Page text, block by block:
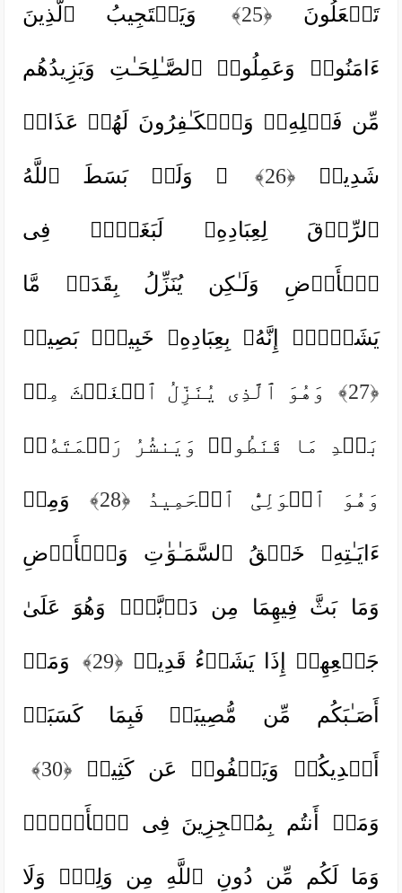
تَفۡعَلُونَ ﴿25﴾ وَیَسۡتَجِیبُ ٱلَّذِینَ
ءَامَنُوا۟ وَعَمِلُوا۟ ٱلصَّـٰلِحَـٰتِ وَیَزِیدُهُم
مِّن فَضۡلِهِۦۚ وَٱلۡكَـٰفِرُونَ لَهُمۡ عَذَابࣱ
شَدِیدࣱ ﴿26﴾ ۞ وَلَوۡ بَسَطَ ٱللَّهُ
ٱلرِّزۡقَ لِعِبَادِهِۦ لَبَغَوۡا۟ فِی
ٱلۡأَرۡضِ وَلَـٰكِن یُنَزِّلُ بِقَدَرࣲ مَّا
یَشَاۤءُۚ إِنَّهُۥ بِعِبَادِهِۦ خَبِیرُۢ بَصِیرࣱ
﴿27﴾ وَهُوَ ٱلَّذِی یُنَزِّلُ ٱلۡغَیۡثَ مِنۢ
بَعۡدِ مَا قَنَطُوا۟ وَیَنشُرُ رَحۡمَتَهُۥۚ
وَهُوَ ٱلۡوَلِیُّ ٱلۡحَمِیدُ ﴿28﴾ وَمِنۡ
ءَایَـٰتِهِۦ خَلۡقُ ٱلسَّمَـٰوَ ٰ⁠تِ وَٱلۡأَرۡضِ
وَمَا بَثَّ فِیهِمَا مِن دَاۤبَّةࣲۚ وَهُوَ عَلَىٰ
جَمۡعِهِمۡ إِذَا یَشَاۤءُ قَدِیرࣱ ﴿29﴾ وَمَاۤ
أَصَـٰبَكُم مِّن مُّصِیبَةࣲ فَبِمَا كَسَبَتۡ
أَیۡدِیكُمۡ وَیَعۡفُوا۟ عَن كَثِیرࣲ ﴿30﴾
وَمَاۤ أَنتُم بِمُعۡجِزِینَ فِی ٱلۡأَرۡضِۖ
وَمَا لَكُم مِّن دُونِ ٱللَّهِ مِن وَلِیࣲّ وَلَا